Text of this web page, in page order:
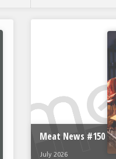
Meat News #150
July 2026